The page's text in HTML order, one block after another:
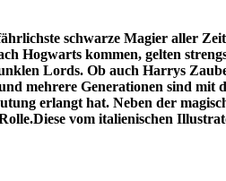
schwarze Magier aller
Hogwarts kommen, gelten
Lords. Ob auch Harrys
mehrere Generationen sind mit
erlangt hat. Neben der
Diese vom italienischen